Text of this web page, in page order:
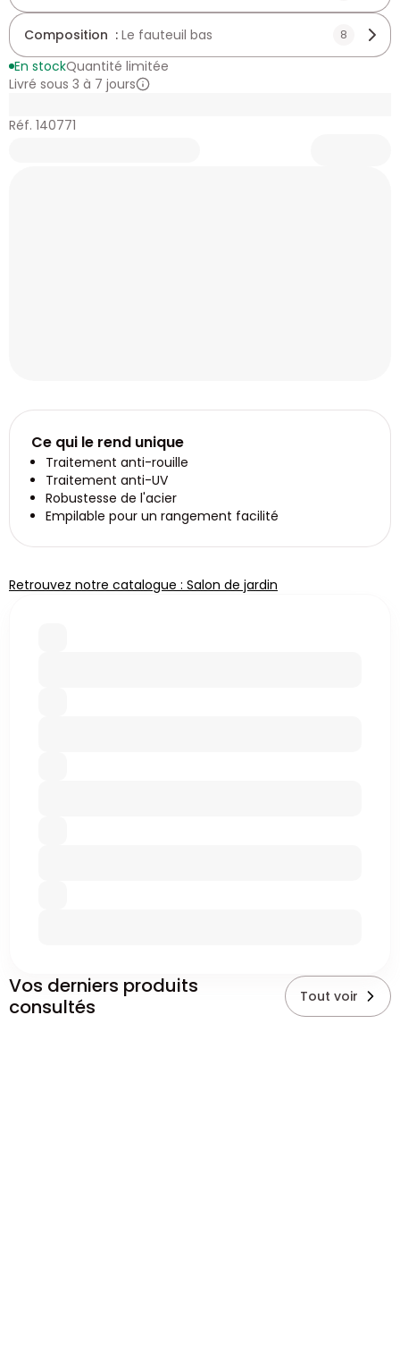
Composition : Le fauteuil bas 8
En stockQuantité limitée
Livré sous 3 à 7 jours
Réf. 140771
Ce qui le rend unique
Traitement anti-rouille
Traitement anti-UV
Robustesse de l'acier
Empilable pour un rangement facilité
Retrouvez notre catalogue : Salon de jardin
Vos derniers produits
consultés
Tout voir